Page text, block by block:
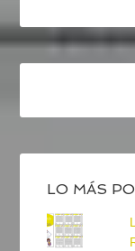
LO MÁS